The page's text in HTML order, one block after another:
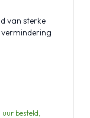
van sterke
besteld,